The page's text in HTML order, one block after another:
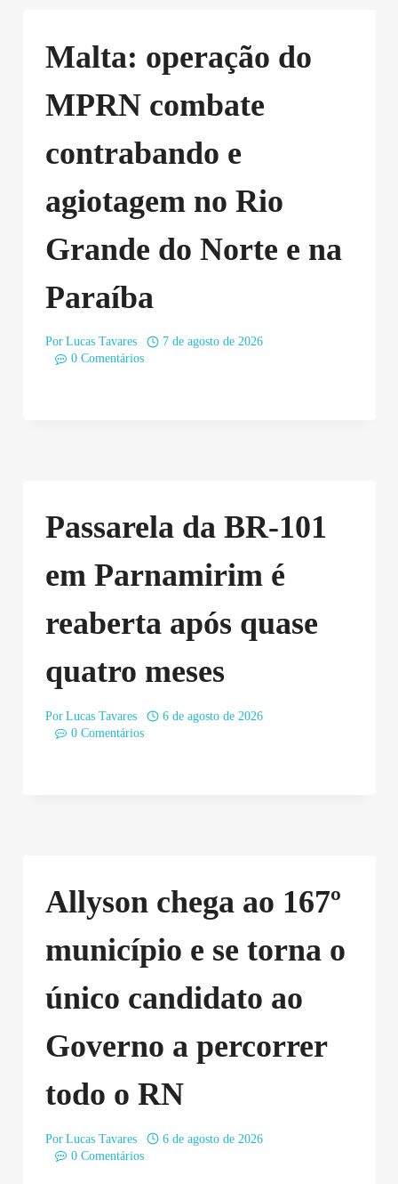
Malta: operação do
MPRN combate
contrabando e
agiotagem no Rio
Grande do Norte e na
Paraíba
Por Lucas Tavares
7 de agosto de 2026
0 Comentários
Passarela da BR-101
em Parnamirim é
reaberta após quase
quatro meses
Por Lucas Tavares
6 de agosto de 2026
0 Comentários
Allyson chega ao 167º
município e se torna o
único candidato ao
Governo a percorrer
todo o RN
Por Lucas Tavares
6 de agosto de 2026
0 Comentários